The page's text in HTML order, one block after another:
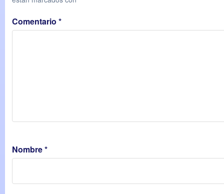
Comentario *
Nombre*